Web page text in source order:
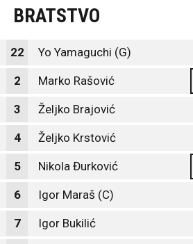
BRATSTVO
22 Yo Yamaguchi (G)
2 Marko Rašović
3 Željko Brajović
4 Željko Krstović
5 Nikola Đurković
6 Igor Maraš (C)
7 Igor Bukilić